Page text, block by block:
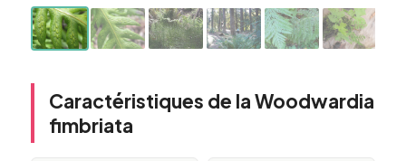
Caractéristiques de la Woodwardia
fimbriata